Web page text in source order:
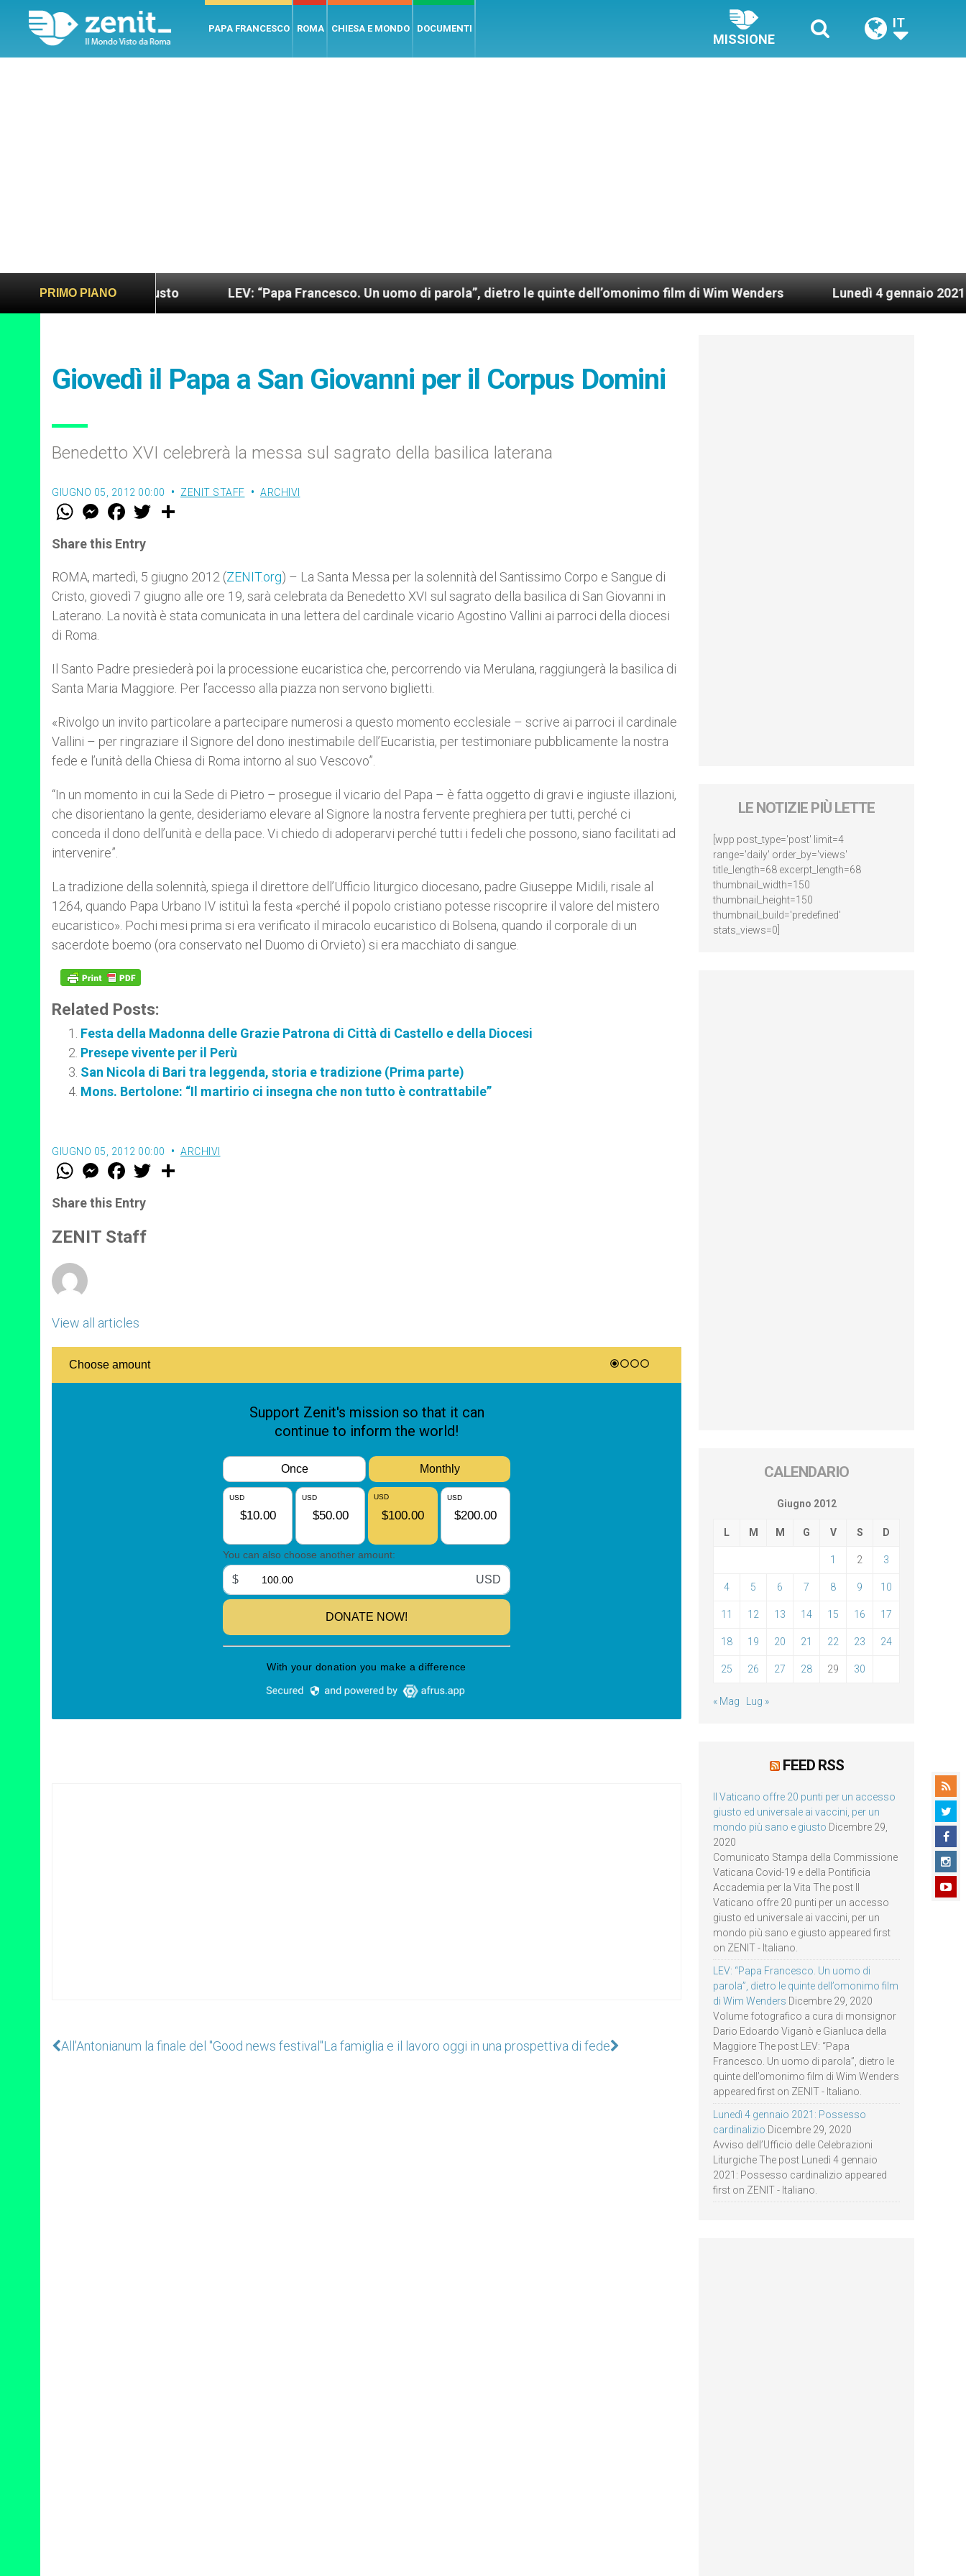
PAPA FRANCESCO ROMA CHIESA E MONDO DOCUMENTI
MISSIONE
IT
PRIMO PIANO
più sano e giusto LEV: “Papa Francesco. Un uomo di parola”, dietro le quinte dell’omonimo film di Wim Wenders Lunedì 4 gennaio 2021: Possesso
Giovedì il Papa a San Giovanni per il Corpus Domini
Benedetto XVI celebrerà la messa sul sagrato della basilica laterana
GIUGNO 05, 2012 00:00 ZENIT STAFF ARCHIVI
W
t
s
p
p
M
e
s
e
g
e
r
F
a
e
b
o
k
w
r
Share this Entry
ROMA, martedì, 5 giugno 2012 (ZENIT.org) – La Santa Messa per la solennità del Santissimo Corpo e Sangue di
Cristo, giovedì 7 giugno alle ore 19, sarà celebrata da Benedetto XVI sul sagrato della basilica di San Giovanni in
Laterano. La novità è stata comunicata in una lettera del cardinale vicario Agostino Vallini ai parroci della diocesi
di Roma.
Il Santo Padre presiederà poi la processione eucaristica che, percorrendo via Merulana, raggiungerà la basilica di
Santa Maria Maggiore. Per l’accesso alla piazza non servono biglietti.
«Rivolgo un invito particolare a partecipare numerosi a questo momento ecclesiale – scrive ai parroci il cardinale
Vallini – per ringraziare il Signore del dono inestimabile dell’Eucaristia, per testimoniare pubblicamente la nostra
fede e l’unità della Chiesa di Roma intorno al suo Vescovo”.
“In un momento in cui la Sede di Pietro – prosegue il vicario del Papa – è fatta oggetto di gravi e ingiuste illazioni,
che disorientano la gente, desideriamo elevare al Signore la nostra fervente preghiera per tutti, perché ci
conceda il dono dell’unità e della pace. Vi chiedo di adoperarvi perché tutti i fedeli che possono, siano facilitati ad
intervenire”.
La tradizione della solennità, spiega il direttore dell’Ufficio liturgico diocesano, padre Giuseppe Midili, risale al
1264, quando Papa Urbano IV istituì la festa «perché il popolo cristiano potesse riscoprire il valore del mistero
eucaristico». Pochi mesi prima si era verificato il miracolo eucaristico di Bolsena, quando il corporale di un
sacerdote boemo (ora conservato nel Duomo di Orvieto) si era macchiato di sangue.
Related Posts:
Festa della Madonna delle Grazie Patrona di Città di Castello e della Diocesi
Presepe vivente per il Perù
San Nicola di Bari tra leggenda, storia e tradizione (Prima parte)
Mons. Bertolone: “Il martirio ci insegna che non tutto è contrattabile”
GIUGNO 05, 2012 00:00 ARCHIVI
W
t
s
p
p
M
e
s
e
g
e
F
a
e
b
o
k
w
Share this Entry
ZENIT Staff
View all articles
All'Antonianum la finale del "Good news festival"La famiglia e il lavoro oggi in una prospettiva di fede
LE NOTIZIE PIÙ LETTE
[wpp post_type='post' limit=4
range='daily' order_by='views'
title_length=68 excerpt_length=68
thumbnail_width=150
thumbnail_height=150
thumbnail_build='predefined'
stats_views=0]
CALENDARIO
Giugno 2012
L M M G V S D
1 2 3
4 5 6 7 8 9 10
11 12 13 14 15 16 17
18 19 20 21 22 23 24
25 26 27 28 29 30
« Mag Lug »
FEED RSS
Il Vaticano offre 20 punti per un accesso
giusto ed universale ai vaccini, per un
mondo più sano e giusto Dicembre 29,
2020
Comunicato Stampa della Commissione
Vaticana Covid-19 e della Pontificia
Accademia per la Vita The post Il
Vaticano offre 20 punti per un accesso
giusto ed universale ai vaccini, per un
mondo più sano e giusto appeared first
on ZENIT - Italiano.
LEV: “Papa Francesco. Un uomo di
parola”, dietro le quinte dell’omonimo film
di Wim Wenders Dicembre 29, 2020
Volume fotografico a cura di monsignor
Dario Edoardo Viganò e Gianluca della
Maggiore The post LEV: “Papa
Francesco. Un uomo di parola”, dietro le
quinte dell’omonimo film di Wim Wenders
appeared first on ZENIT - Italiano.
Lunedì 4 gennaio 2021: Possesso
cardinalizio Dicembre 29, 2020
Avviso dell’Ufficio delle Celebrazioni
Liturgiche The post Lunedì 4 gennaio
2021: Possesso cardinalizio appeared
first on ZENIT - Italiano.